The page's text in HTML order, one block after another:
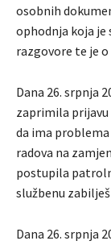
osobnih
ophodnja koja je
razgovore te je
Dana 26. srpnja
zaprimila prijavu
da ima
radova na
postupila
službenu
Dana 26. srpnja